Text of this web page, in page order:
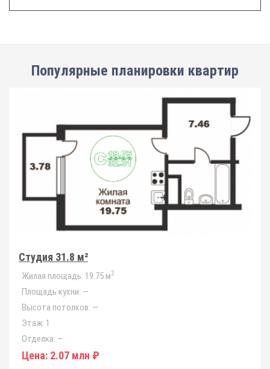
Популярные планировки квартир
Студия 31.8 м²
Жилая площадь: 19.75 м2
Площадь кухни: —
Высота потолков: —
Этаж: 1
Отделка: —
Цена: 2.07 млн ₽